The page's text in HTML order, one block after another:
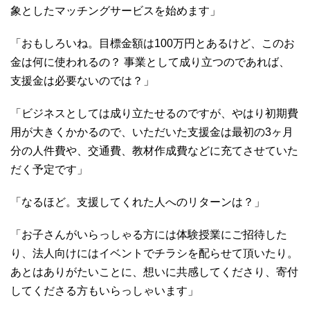
象としたマッチングサービスを始めます」
「おもしろいね。目標金額は100万円とあるけど、このお
金は何に使われるの？ 事業として成り立つのであれば、
支援金は必要ないのでは？」
「ビジネスとしては成り立たせるのですが、やはり初期費
用が大きくかかるので、いただいた支援金は最初の3ヶ月
分の人件費や、交通費、教材作成費などに充てさせていた
だく予定です」
「なるほど。支援してくれた人へのリターンは？」
「お子さんがいらっしゃる方には体験授業にご招待した
り、法人向けにはイベントでチラシを配らせて頂いたり。
あとはありがたいことに、想いに共感してくださり、寄付
してくださる方もいらっしゃいます」